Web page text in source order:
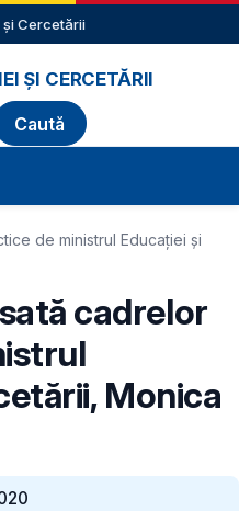
și Cercetării
ȘI CERCETĂRII
de ministrul Educației și
cadrelor
Monica